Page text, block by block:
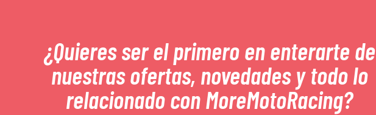
¿Quieres ser el primero en enterarte de
nuestras ofertas, novedades y todo lo
relacionado con MoreMotoRacing?